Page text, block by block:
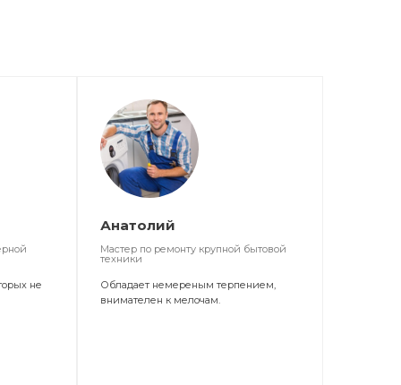
не
Анатолий
Мастер по ремонту крупной бытовой
техники
Обладает немереным терпением,
внимателен к мелочам.